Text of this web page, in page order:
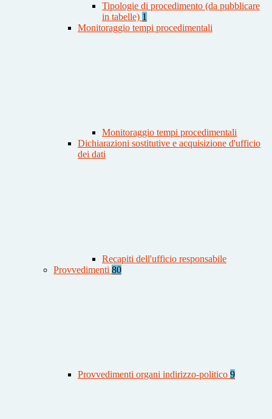
Tipologie di procedimento (da pubblicare
in tabelle) 1
Monitoraggio tempi procedimentali
Monitoraggio tempi procedimentali
Dichiarazioni sostitutive e acquisizione d'ufficio
dei dati
Recapiti dell'ufficio responsabile
Provvedimenti 80
Provvedimenti organi indirizzo-politico 9